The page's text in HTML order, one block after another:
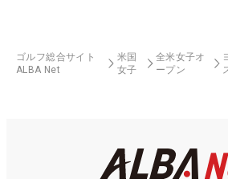
ゴルフ総合サイト
ALBA Net
米国
女子
全米女子オ
ープン